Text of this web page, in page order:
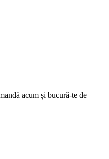
acum și bucură-te de